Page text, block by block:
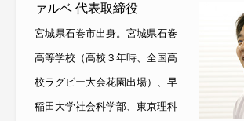
ァルベ 代表取締役
宮城県石巻市出身。宮城県石巻
高等学校（高校３年時、全国高
校ラグビー大会花園出場）、早
稲田大学社会科学部、東京理科